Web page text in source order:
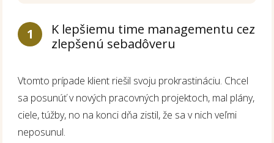
1
K lepšiemu time managementu cez
zlepšenú sebadôveru
Vtomto prípade klient riešil svoju prokrastináciu. Chcel
sa posunúť v nových pracovných projektoch, mal plány,
ciele, túžby, no na konci dňa zistil, že sa v nich veľmi
neposunul.